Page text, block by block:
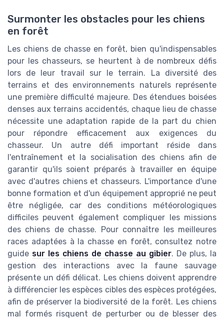
Surmonter les obstacles pour les chiens
en forêt
Les chiens de chasse en forêt, bien qu'indispensables
pour les chasseurs, se heurtent à de nombreux défis
lors de leur travail sur le terrain. La diversité des
terrains et des environnements naturels représente
une première difficulté majeure. Des étendues boisées
denses aux terrains accidentés, chaque lieu de chasse
nécessite une adaptation rapide de la part du chien
pour répondre efficacement aux exigences du
chasseur. Un autre défi important réside dans
l'entraînement et la socialisation des chiens afin de
garantir qu'ils soient préparés à travailler en équipe
avec d'autres chiens et chasseurs. L'importance d'une
bonne formation et d'un équipement approprié ne peut
être négligée, car des conditions météorologiques
difficiles peuvent également compliquer les missions
des chiens de chasse. Pour connaître les meilleures
races adaptées à la chasse en forêt, consultez notre
guide sur les chiens de chasse au gibier. De plus, la
gestion des interactions avec la faune sauvage
présente un défi délicat. Les chiens doivent apprendre
à différencier les espèces cibles des espèces protégées,
afin de préserver la biodiversité de la forêt. Les chiens
mal formés risquent de perturber ou de blesser des